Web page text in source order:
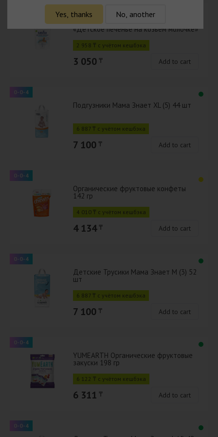
Kabrita Растворимое печенье
«Детское печенье на козьем молочке»
2 958 ₸ с учётом кешбэка
3 050 ₸ Add to cart
0-0-4
Подгузники Мама Знает XL (5) 44 шт
6 887 ₸ с учётом кешбэка
7 100 ₸ Add to cart
0-0-4
Органические фруктовые конфеты
142 гр
4 010 ₸ с учётом кешбэка
4 134 ₸ Add to cart
0-0-4
Детские Трусики Мама Знает M (3) 52
шт
6 887 ₸ с учётом кешбэка
7 100 ₸ Add to cart
0-0-4
YUMEARTH Органические фруктовые
закуски 198 гр
6 122 ₸ с учётом кешбэка
6 311 ₸ Add to cart
0-0-4
Yes, thanks No, another